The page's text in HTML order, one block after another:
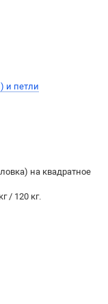
и петли
на квадратное
/ 120 кг.